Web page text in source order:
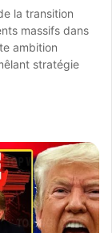
la transition
massifs dans
ambition
stratégie